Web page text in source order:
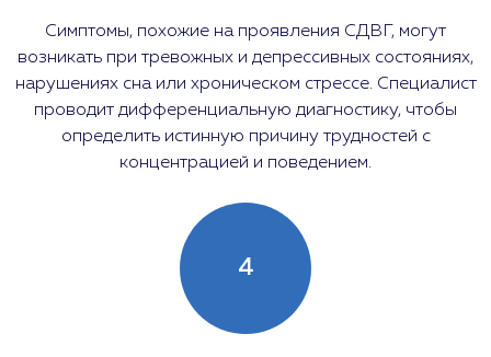
Симптомы, похожие на проявления СДВГ, могут
возникать при тревожных и депрессивных состояниях,
нарушениях сна или хроническом стрессе. Специалист
проводит дифференциальную диагностику, чтобы
определить истинную причину трудностей с
концентрацией и поведением.
4